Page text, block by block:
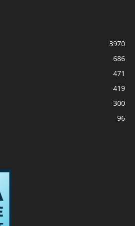
3970
686
471
419
300
96